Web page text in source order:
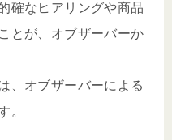
確なヒアリングや商品
とが、オブザーバーか
、オブザーバーによる
。